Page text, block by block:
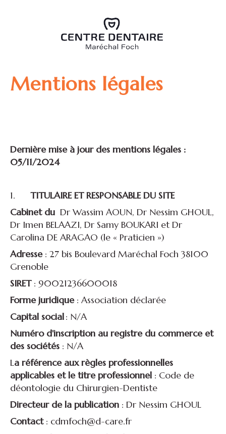
Mentions légales
Dernière mise à jour des mentions légales :
05/11/2024
1. TITULAIRE ET RESPONSABLE DU SITE
Cabinet du Dr Wassim AOUN, Dr Nessim GHOUL,
Dr Imen BELAAZI, Dr Samy BOUKARI et Dr
Carolina DE ARAGAO (le « Praticien »)
Adresse : 27 bis Boulevard Maréchal Foch 38100
Grenoble
SIRET : 90021236600018
Forme juridique : Association déclarée
Capital social: N/A
Numéro d'inscription au registre du commerce et
des sociétés : N/A
La référence aux règles professionnelles
applicables et le titre professionnel : Code de
déontologie du Chirurgien-Dentiste
Directeur de la publication : Dr Nessim GHOUL
Contact: cdmfoch@d-care.fr